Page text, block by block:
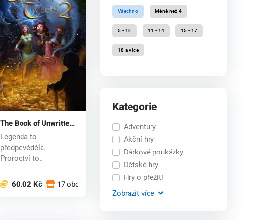
The Book of Unwritten
Tales 2 (PC) CD key
Legenda to
předpověděla.
Proroctví to
Dobrodružná sága
pokrač...
60.02 Kč 17 obchodech
Všechno Méně než 4
5 - 10 11 - 14 15 - 17
18 a více
Kategorie
Adventury
Akční hry
Dárkové poukázky
Dětské hry
Hry o přežití
Zobrazit více